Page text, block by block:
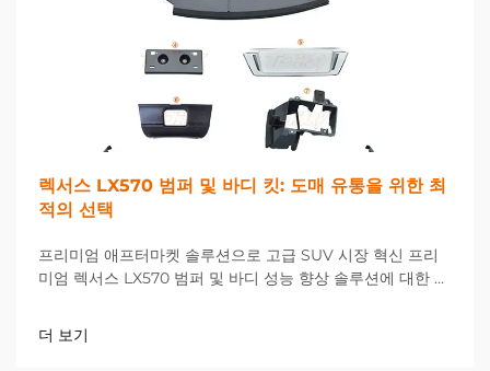
렉서스 LX570 범퍼 및 바디 킷: 도매 유통을 위한 최
적의 선택
프리미엄 애프터마켓 솔루션으로 고급 SUV 시장 혁신 프리
미엄 렉서스 LX570 범퍼 및 바디 성능 향상 솔루션에 대한 수
가...
더 보기